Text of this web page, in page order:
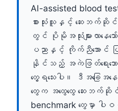
AI-assisted blood
စားသုံးသူနှင့် ဆေးဘက်ဆို
တွင် ပိုမိုအသုံးများလာနေသ
ပညာနှင့် ကိုက်ညီအောင်
နိုင်သည့် အကဲဖြတ်ရေးဘော
တွေ့ရသေးပါ။ ဒီအခြေအနေမှ
တွေက အထွေထွေ ဆေးဘက်ဆိုင်ရာ
benchmark တွေမှာ ပါ